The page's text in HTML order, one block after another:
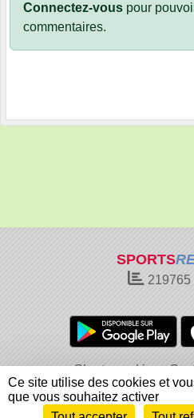
Connectez-vous pour
commentaires.
SPORTS
219765
Charte cookies
Informations légales
Ce site utilise des cookies et
que vous souhaitez activer